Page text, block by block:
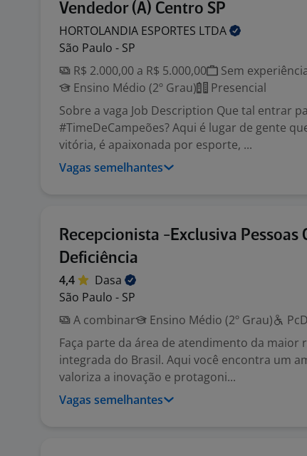
Vendedor (A) Centro SP
HORTOLANDIA ESPORTES LTDA
São Paulo - SP
R$ 2.000,00 a R$ 5.000,00
Sem
Ensino Médio (2º Grau)
Presencial
Sobre a vaga Job Description Que tal entrar
#TimeDeCampeões? Aqui é lugar de gente
vitória, é apaixonada por esporte, ...
Vagas semelhantes
Recepcionista -Exclusiva Pessoas
Deficiência
4,4
Dasa
São Paulo - SP
A combinar
Ensino Médio (2º Grau) PcD
Faça parte da área de atendimento da maior
integrada do Brasil. Aqui você encontra um
valoriza a inovação e protagoni...
Vagas semelhantes